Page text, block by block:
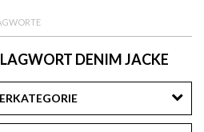
DENIM JACKE